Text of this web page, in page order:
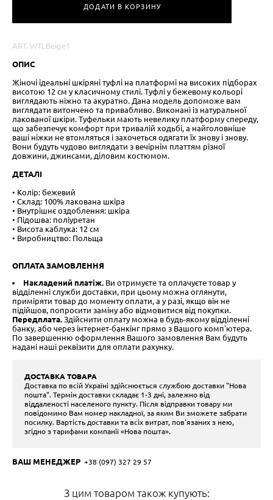
ДОДАТИ В КОРЗИНУ
ART. WTLBeige1
ОПИС
Жіночі ідеальні шкіряні туфлі на платформі на високих підборах
висотою 12 см у класичному стилі. Туфлі у бежевому кольорі
виглядають ніжно та акуратно. Дана модель допоможе вам
виглядати витончено та привабливо. Виконані із натуральної
лакованої шкіри. Туфельки мають невелику платформу спереду,
що забезпечує комфорт при тривалій ходьбі, а найголовніше
ваші ніжки не втомляться і захочеться одягати їх знову і знову.
Вони будуть чудово виглядати з вечірнім платтям різної
довжини, джинсами, діловим костюмом.
ДЕТАЛІ
• Колір: бежевий
• Склад: 100% лакована шкіра
• Внутрішнє оздоблення: шкіра
• Підошва: поліуретан
• Висота каблука: 12 см
• Виробництво: Польща
ОПЛАТА ЗАМОВЛЕННЯ
Накладений платіж. Ви отримуєте та оплачуєте товар у
відділенні служби доставки, при цьому можна оглянути,
приміряти товар до моменту оплати, а у разі, якщо він не
підійшов, попросити заміну або відмовитися від покупки.
Передплата.Здійснити оплату можна в будь-якому відділенні
банку, або через інтернет-банкінг прямо з Вашого комп'ютера.
По завершенню оформлення Вашого замовлення Вам будуть
надані наші реквізити для оплати рахунку.
ДОСТАВКА ТОВАРА
Доставка по всій Україні здійснюється службою доставки "Нова
пошта". Термін доставки складає 1-3 дні, залежно від
віддаленості населеного пункту. Після відправки товару ми
повідомимо Вам номер накладної, за яким Ви зможете забрати
посилку. Вартість доставки та всіх витрат, пов'язаних з нею,
згідно з тарифами компанії «Нова пошта».
ВАШ МЕНЕДЖЕР +38 (097) 327 29 57
З цим товаром також купують: